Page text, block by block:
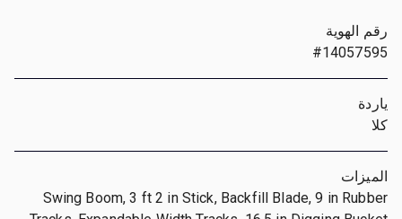
رقم الهوية
#14057595
ياردة
كلا
الميزات
Swing Boom, 3 ft 2 in Stick, Backfill Blade, 9 in Rubber